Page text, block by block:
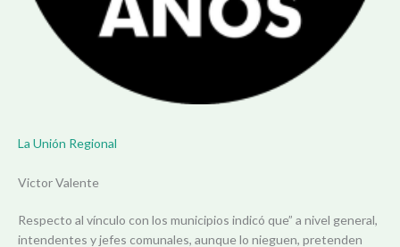
La Unión Regional
Victor Valente
Respecto al vínculo con los municipios indicó que” a nivel general,
intendentes y jefes comunales, aunque lo nieguen, pretenden